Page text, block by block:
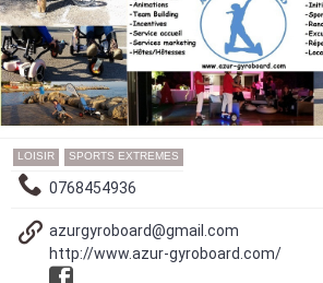
LOISIR SPORTS EXTREMES
0768454936
azurgyroboard@gmail.com
http://www.azur-gyroboard.com/